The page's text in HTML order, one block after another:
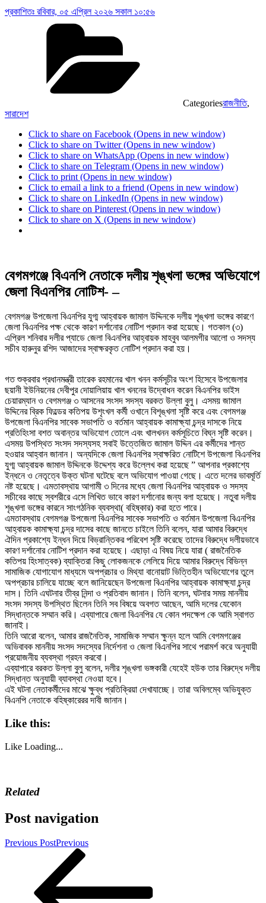
প্রকাশিতঃ রবিবার, ০৫ এপ্রিল ২০২৬ সকাল ১০:৫৬
Categoriesরাজনীতি,
সারাদেশ
Click to share on Facebook (Opens in new window)
Click to share on Twitter (Opens in new window)
Click to share on WhatsApp (Opens in new window)
Click to share on Telegram (Opens in new window)
Click to print (Opens in new window)
Click to email a link to a friend (Opens in new window)
Click to share on LinkedIn (Opens in new window)
Click to share on Pinterest (Opens in new window)
Click to share on X (Opens in new window)
বেগমগঞ্জে বিএনপি নেতাকে দলীয় শৃঙ্খলা ভঙ্গের অভিযোগে
জেলা বিএনপির নোটিশ- –
বেগমগঞ্জ উপজেলা বিএনপির যুগ্ম আহ্বায়ক জামাল উদ্দিনকে দলীয় শৃঙ্খলা ভঙ্গের কারণে
জেলা বিএনপির পক্ষ থেকে কারণ দর্শানোর নোটিশ প্রদান করা হয়েছে। গতকাল (৩)
এপ্রিল শনিবার দলীর প্যাডে জেলা বিএনপির আহ্বায়ক মাহবুব আলমগীর আলো ও সদস্য
সচীব হারুনুর রশিদ আজাদের স্বাক্ষরকৃত নোটিশ প্রদান করা হয়।
গত শুক্রবার প্রধানমন্ত্রী তারেক রহমানের খাল খনন কর্মসূচীর অংশ হিসেবে উপজেলার
ছয়ানী ইউনিয়নের দেবীপুর দোয়ালিয়ায় খাল খননের উদ্বোধন করেন বিএনপির ভাইস
চেয়ারম্যান ও বেগমগঞ্জ ৩ আসনের সংসদ সদস্য বরকত উল্লা বুলু। এসময় জামাল
উদ্দিনের ব্রিক ফিল্ডের কতিপয় উশৃংখল কর্মী ওখানে বিশৃঙ্খলা সৃষ্টি করে এবং বেগমগঞ্জ
উপজেলা বিএনপির সাবেক সভাপতি ও বর্তমান আহ্বায়ক কামাক্ষ্যা চন্দ্র দাসকে নিয়ে
প্রতিহিংসা বশত অবান্তর অভিযোগ তোলে এবং খালখনন কর্মসূচিতে বিঘ্ন সৃষ্টি করেন।
এসময় উপস্থিত সংসদ সদস্যসহ সবাই উত্তেজিত জামাল উদ্দিন এর কর্মীদের শান্ত
হওয়ার আহ্বান জানান। অন্যদিকে জেলা বিএনপির স্বাক্ষরিত নোটিশে উপজেলা বিএনপির
যুগ্ম আহ্বায়ক জামাল উদ্দিনকে উদ্দেশ্য করে উল্লেখ করা হয়েছে ” আপনার প্রকাশ্যে
ইন্ধনে ও নেতৃত্বে উক্ত ঘটনা ঘটেছে বলে অভিযোগ পাওয়া গেছে। এতে দলের ভাবমূর্তি
নষ্ট হয়েছে। এমতাবস্থায় আগামী ৩ দিনের মধ্যে জেলা বিএনপির আহ্বায়ক ও সদস্য
সচীবের কাছে স্বশরীরে এসে লিখিত ভাবে কারণ দর্শানোর জন্য বলা হয়েছে। নতুবা দলীয়
শৃঙ্খলা ভঙ্গের কারনে সাংগঠনিক ব্যবস্থা( বহিষ্কার) করা হতে পারে।
এমতাবস্থায় বেগমগঞ্জ উপজেলা বিএনপির সাবেক সভাপতি ও বর্তমান উপজেলা বিএনপির
আহ্বায়ক কামাক্ষ্যা চন্দ্র দাসের কাছে জানতে চাইলে তিনি বলেন, যারা আমার বিরুদ্ধে
ঐদিন প্রকাশ্যে ইন্ধন দিয়ে বিভ্রান্তিকর পরিবেশ সৃষ্টি করেছে তাদের বিরুদ্ধে দলীয়ভাবে
কারণ দর্শানোর নোটিশ প্রদান করা হয়েছে। এছাড়া এ বিষয় নিয়ে যারা ( রাজনৈতিক
কতিপয় হিংসাত্বক) ব্যাক্তিরা কিছু লোকজনকে লেলিয়ে দিয়ে আমার বিরুদ্ধে বিভিন্ন
সামাজিক যোগাযোগ মাধ্যমে অপপ্রচার ও মিথ্যা বানোয়াট ভিত্তিহীন অভিযোগের তুলে
অপপ্রচার চালিয়ে যাচ্ছে বলে জানিয়েছেন উপজেলা বিএনপির আহ্বায়ক কামাক্ষ্যা চন্দ্র
দাস। তিনি এঘটনার তীব্র নিন্দা ও প্রতিবাদ জানান। তিনি বলেন, ঘটনার সময় মাননীয়
সংসদ সদস্য উপস্থিত ছিলেন তিনি সব বিষয়ে অবগত আছেন, আমি দলের যেকোন
সিদ্ধান্তকে সম্মান করি। এব্যাপারে জেলা বিএনপির যে কোন পদক্ষেপ কে আমি স্বাগত
জানাই।
তিনি আরো বলেন, আমার রাজনৈতিক, সামাজিক সম্মান ক্ষুন্ন হলে আমি বেগমগঞ্জের
অভিবাবক মাননীয় সংসদ সদস্যের নির্দেশনা ও জেলা বিএনপির সাথে পরামর্শ করে অনুযায়ী
প্রয়োজনীয় ব্যবস্থা গ্রহন করবো।
এব্যাপারে বরকত উল্লা বুলু বলেন, দলীর শৃঙ্খলা ভঙ্গকারী যেহেই হউক তার বিরুদ্ধে দলীয়
সিদ্ধান্ত অনুযায়ী ব্যাবস্থা নেওয়া হবে।
এই ঘটনা নেতাকর্মীদের মাঝে ক্ষুব্ধ প্রতিক্রিয়া দেখাযাচ্ছে। তারা অবিলম্বে অভিযুক্ত
বিএনপি নেতাকে বহিষ্কারেরর দাবী জানান।
Like this:
Like Loading...
Related
Post navigation
Previous PostPrevious